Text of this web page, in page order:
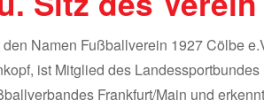
den Namen Fußballverein 1927 Cölbe
ist Mitglied des
Frankfurt/Main und